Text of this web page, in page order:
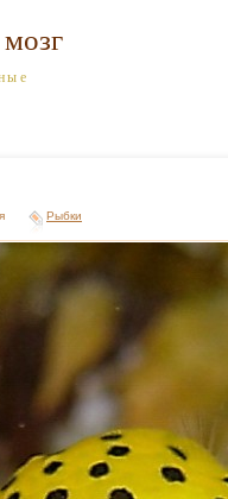
Рыбки